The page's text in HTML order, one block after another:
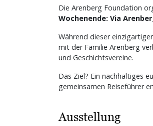
Die Arenberg Foundation
Wochenende: Via
Während dieser
mit der Familie Arenberg
und Geschichtsvereine.
Das Ziel? Ein nachhaltiges
gemeinsamen Reiseführer
Ausstellung